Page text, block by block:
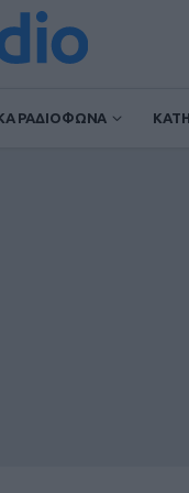
ΡΑΔΙΟΦΩΝΑ